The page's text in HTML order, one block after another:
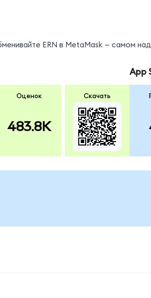
ERN в MetaMask — самом
Оценок
483.8K
Скачать
App